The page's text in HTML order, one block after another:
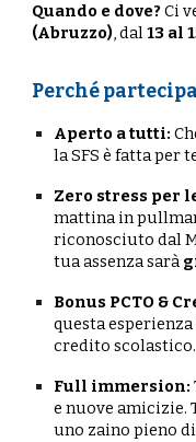
Quando e dove? Ci
(Abruzzo), dal13 al
Perché
Aperto a tutti:
la SFS è fatta per
Zero stress per
mattina in
riconosciuto dal
tua assenza sarà
Bonus PCTO &
questa
credito scolastico.
Full immersion:
e nuove amicizie.
uno zaino pieno